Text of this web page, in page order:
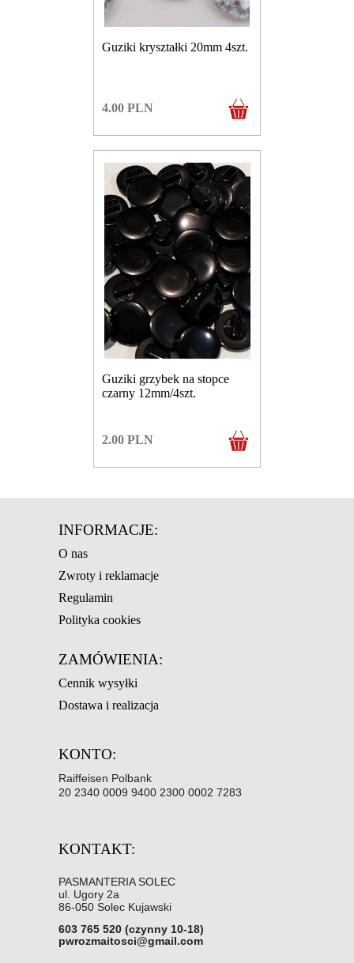
Guziki kryształki 20mm 4szt.
4.00 PLN
Guziki grzybek na stopce
czarny 12mm/4szt.
2.00 PLN
INFORMACJE:
O nas
Zwroty i reklamacje
Regulamin
Polityka cookies
ZAMÓWIENIA:
Cennik wysyłki
Dostawa i realizacja
KONTO:
Raiffeisen Polbank
20 2340 0009 9400 2300 0002 7283
KONTAKT:
PASMANTERIA SOLEC
ul. Ugory 2a
86-050 Solec Kujawski
603 765 520 (czynny 10-18)
pwrozmaitosci@gmail.com